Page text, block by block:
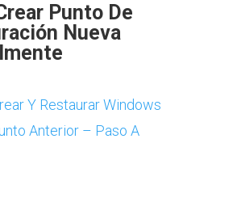
Punto De
Nueva